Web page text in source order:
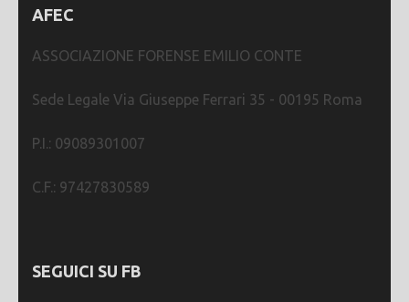
AFEC
ASSOCIAZIONE FORENSE EMILIO CONTE
Sede Legale Via Giuseppe Ferrari 35 - 00195 Roma
P.I.: 09089301007
C.F.: 97427830589
SEGUICI SU FB